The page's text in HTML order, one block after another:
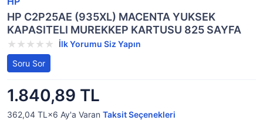
HP C2P25AE (935XL) MACENTA YUKSEK
KAPASITELI MUREKKEP KARTUSU 825 SAYFA
İlk Yorumu Siz Yapın
Soru Sor
1.840,89 TL
362,04 TL×6 Ay'a Varan Taksit Seçenekleri